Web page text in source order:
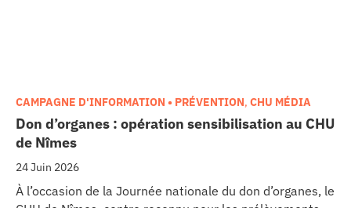
Don d’organes : opération sensibilisation au CHU
de Nîmes
24 Juin 2026
CAMPAGNE D'INFORMATION • PRÉVENTION, CHU MÉDIA
À l’occasion de la Journée nationale du don d’organes, le